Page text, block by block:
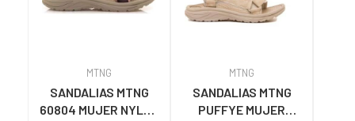
MTNG
SANDALIAS MTNG
60804 MUJER NYLON
MTNG
SANDALIAS MTNG
PUFFYE MUJER